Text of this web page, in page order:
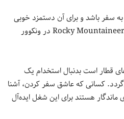
سفر باشد و برای آن دستمزد خوبی
هم دریافت کنید باید برای کار به Rocky Mountaineer در ونکوور
قطار است بدنبال استخدام یک
کسانی که عاشق سفر کردن، آشنا
هستند برای این شغل ایده‌آل